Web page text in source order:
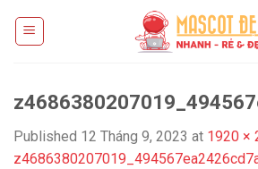
Published 12 Tháng 9, 2023 at 1920 ×